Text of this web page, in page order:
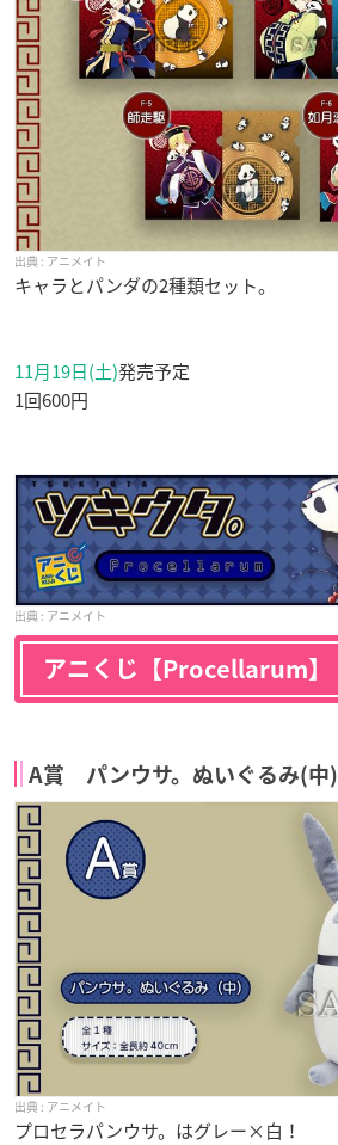
アニメイト
キャラとパンダの2種類セット。
11月19日(土)発売予定
1回600円
アニメイト
アニくじ【Procellarum】
A賞 パンウサ。ぬいぐるみ(中)
アニメイト
プロセラパンウサ。はグレー×白！